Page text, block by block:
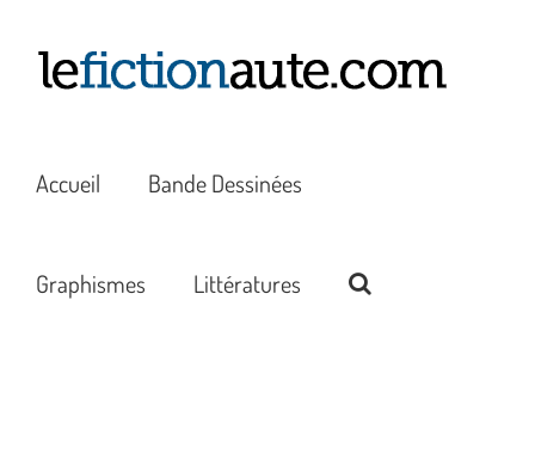
contenu
Accueil Bande Dessinées
Graphismes Littératures